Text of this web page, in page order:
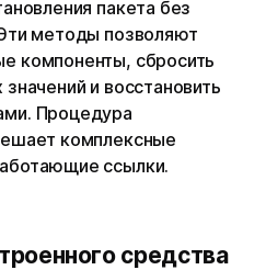
пакета без
методы позволяют
компоненты, сбросить
и восстановить
Процедура
комплексные
ссылки.
средства